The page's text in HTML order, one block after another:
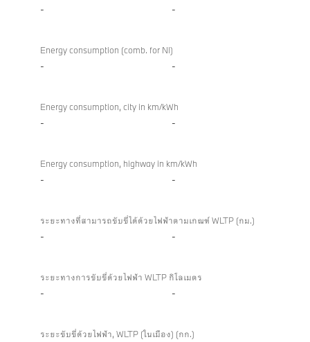
- -
Energy consumption (comb. for NI)
- -
Energy consumption, city in km/kWh
- -
Energy consumption, highway in km/kWh
- -
ระยะทางที่สามารถขับขี่ได้ด้วยไฟฟ้าตามเกณฑ์ WLTP (กม.)
- -
ระยะทางการขับขี่ด้วยไฟฟ้า WLTP กิโลเมตร
- -
ระยะขับขี่ด้วยไฟฟ้า, WLTP (ในเมือง) (กก.)